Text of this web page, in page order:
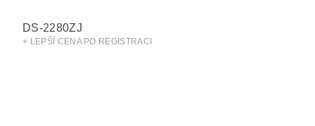
DS-2280ZJ
+ LEPŠÍ CENA PO REGISTRACI